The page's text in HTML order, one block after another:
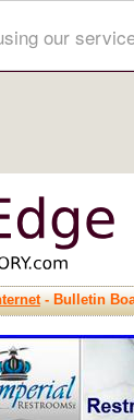
our
- Bulletin